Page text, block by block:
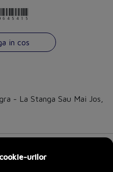
in cos
- La Stanga Sau Mai Jos,
urilor